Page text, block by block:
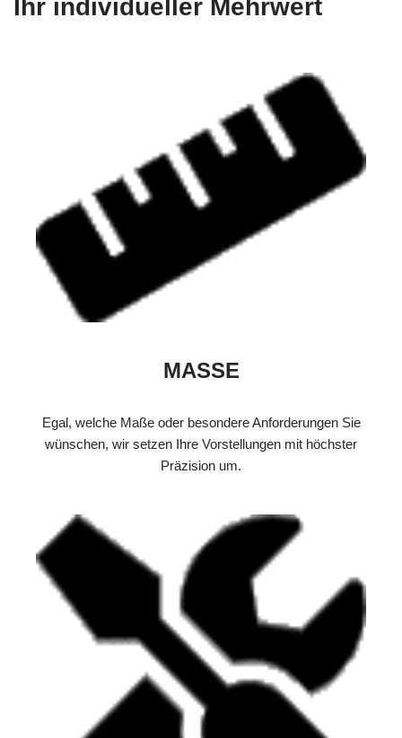
Ihr individueller Mehrwert
MASSE
Egal, welche Maße oder besondere Anforderungen Sie
wünschen, wir setzen Ihre Vorstellungen mit höchster
Präzision um.